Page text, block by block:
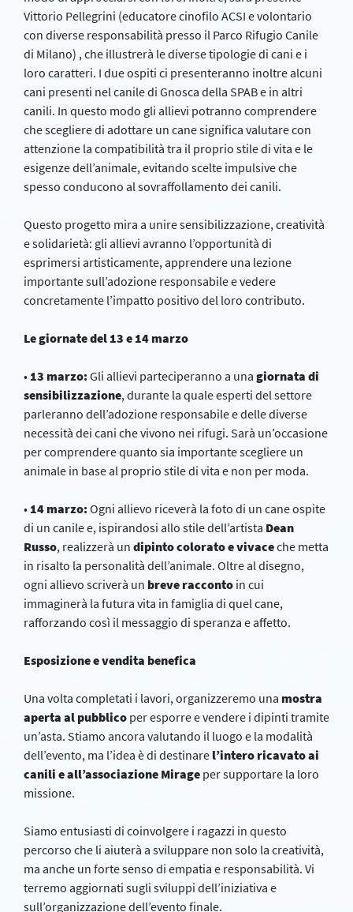
Vittorio Pellegrini (educatore cinofilo ACSI e volontario
con diverse responsabilità presso il Parco Rifugio Canile
di Milano) , che illustrerà le diverse tipologie di cani e i
loro caratteri. I due ospiti ci presenteranno inoltre alcuni
cani presenti nel canile di Gnosca della SPAB e in altri
canili. In questo modo gli allievi potranno comprendere
che scegliere di adottare un cane significa valutare con
attenzione la compatibilità tra il proprio stile di vita e le
esigenze dell’animale, evitando scelte impulsive che
spesso conducono al sovraffollamento dei canili.
Questo progetto mira a unire sensibilizzazione, creatività
e solidarietà: gli allievi avranno l’opportunità di
esprimersi artisticamente, apprendere una lezione
importante sull’adozione responsabile e vedere
concretamente l’impatto positivo del loro contributo.
Le giornate del 13 e 14 marzo
• 13 marzo:Gli allievi parteciperanno a una giornata di
sensibilizzazione, durante la quale esperti del settore
parleranno dell’adozione responsabile e delle diverse
necessità dei cani che vivono nei rifugi. Sarà un’occasione
per comprendere quanto sia importante scegliere un
animale in base al proprio stile di vita e non per moda.
• 14 marzo:Ogni allievo riceverà la foto di un cane ospite
di un canile e, ispirandosi allo stile dell’artista Dean
Russo, realizzerà un dipinto colorato e vivaceche metta
in risalto la personalità dell’animale. Oltre al disegno,
ogni allievo scriverà un breve racconto in cui
immaginerà la futura vita in famiglia di quel cane,
rafforzando così il messaggio di speranza e affetto.
Esposizione e vendita benefica
Una volta completati i lavori, organizzeremo una mostra
aperta al pubblico per esporre e vendere i dipinti tramite
un’asta. Stiamo ancora valutando il luogo e la modalità
dell’evento, ma l’idea è di destinare l’intero ricavato ai
canili e all’associazione Mirage per supportare la loro
missione.
Siamo entusiasti di coinvolgere i ragazzi in questo
percorso che li aiuterà a sviluppare non solo la creatività,
ma anche un forte senso di empatia e responsabilità. Vi
terremo aggiornati sugli sviluppi dell’iniziativa e
sull’organizzazione dell’evento finale.